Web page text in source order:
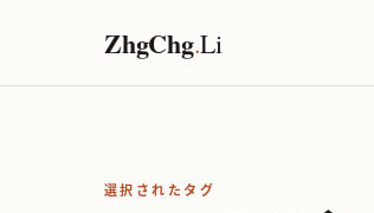
ZhgChg.Li
選択されたタグ